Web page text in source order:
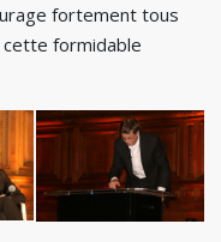
fortement tous
formidable